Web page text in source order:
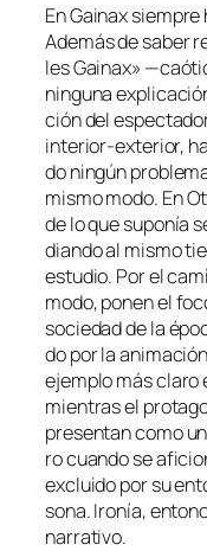
EnGainaxsiem­pre
Además de sa­ber
les Gainax»
nin­gu­na
ción del
interior-exterior,
do nin­gún
mis­mo mo­do. En
de lo que su­po­nía
dian­do al mis­mo
es­tu­dio. Por el
mo­do, po­nen el
so­cie­dad de la
do por la
ejem­plo más cla­ro
mien­tras el
pre­sen­tan co­mo
ro cuan­do se
ex­clui­do por su
so­na. Ironía,
narrativo.